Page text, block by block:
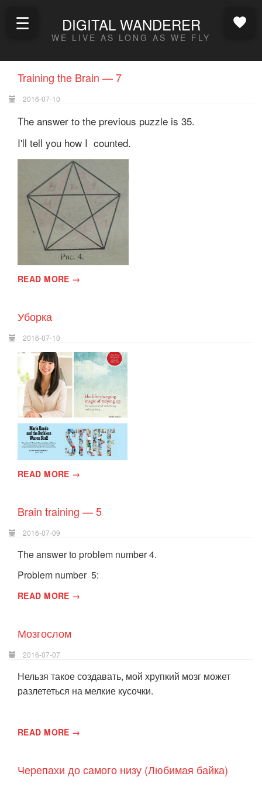
DIGITAL WANDERER
WE LIVE AS LONG AS WE FLY
☰
Training the Brain — 7
2016-07-10
The answer to the previous puzzle is 35.
I'll tell you how I counted.
READ MORE →
Уборка
2016-07-10
READ MORE →
Brain training — 5
2016-07-09
The answer to problem number 4.
Problem number 5:
READ MORE →
Мозгослом
2016-07-07
Нельзя такое создавать, мой хрупкий мозг может
разлететься на мелкие кусочки.
READ MORE →
Черепахи до самого низу (Любимая байка)